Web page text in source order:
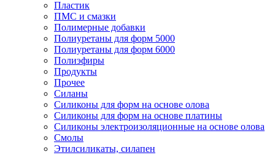
Пластик
ПМС и смазки
Полимерные добавки
Полиуретаны для форм 5000
Полиуретаны для форм 6000
Полиэфиры
Продукты
Прочее
Силаны
Силиконы для форм на основе олова
Силиконы для форм на основе платины
Силиконы электроизоляционные на основе олова
Смолы
Этилсиликаты, силапен